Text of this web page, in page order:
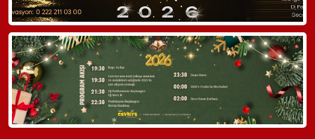
Hemen Arayın
Detaylı Bilgi Alın